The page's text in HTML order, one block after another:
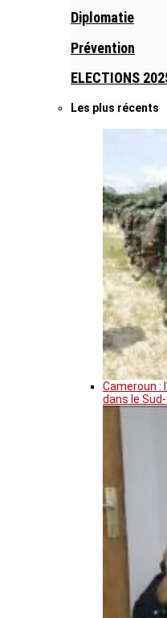
Diplomatie
Prévention
ELECTIONS
Les plus récents
Cameroun :
dans le